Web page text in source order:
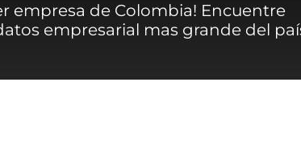
empresa de Colombia! Encuentre
empresarial mas grande del